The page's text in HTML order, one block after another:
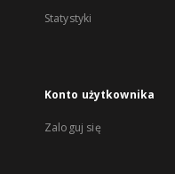
Statystyki
Konto użytkownika
Zaloguj się